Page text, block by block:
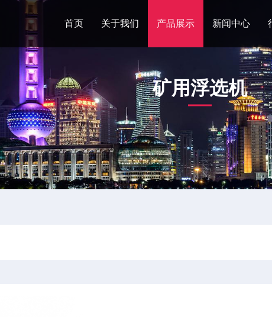
首页 关于我们 产品展示 新闻中心
矿用浮选机